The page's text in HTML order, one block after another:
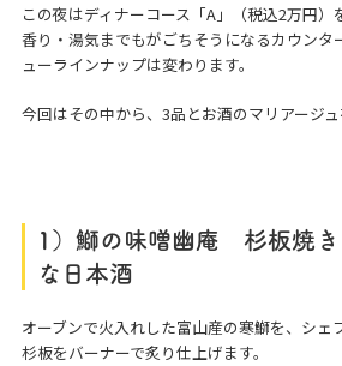
この夜はディナーコース「A」（税込2万円）
香り・湯気までもがごちそうになるカウンタ
ューラインナップは変わります。
今回はその中から、3品とお酒のマリアージュ
1）鰤の味噌幽庵 杉板焼き
な日本酒
オーブンで火入れした富山産の寒鰤を、シェ
杉板をバーナーで炙り仕上げます。